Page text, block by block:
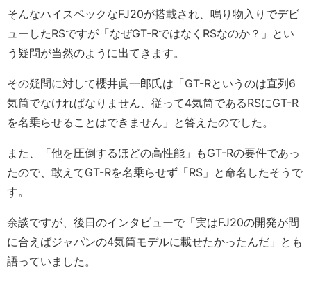
そんなハイスペックなFJ20が搭載され、鳴り物入りでデビ
ューしたRSですが「なぜGT-RではなくRSなのか？」とい
う疑問が当然のように出てきます。
その疑問に対して櫻井眞一郎氏は「GT-Rというのは直列6
気筒でなければなりません、従って4気筒であるRSにGT-R
を名乗らせることはできません」と答えたのでした。
また、「他を圧倒するほどの高性能」もGT-Rの要件であっ
たので、敢えてGT-Rを名乗らせず「RS」と命名したそうで
す。
余談ですが、後日のインタビューで「実はFJ20の開発が間
に合えばジャパンの4気筒モデルに載せたかったんだ」とも
語っていました。